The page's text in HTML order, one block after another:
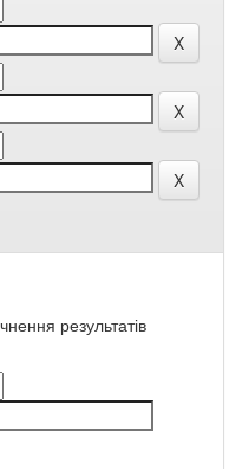
результатів